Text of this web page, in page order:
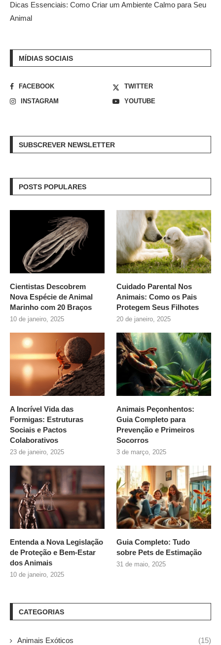
Dicas Essenciais: Como Criar um Ambiente Calmo para Seu
Animal
MÍDIAS SOCIAIS
FACEBOOK
TWITTER
INSTAGRAM
YOUTUBE
SUBSCREVER NEWSLETTER
POSTS POPULARES
Cientistas Descobrem
Nova Espécie de Animal
Marinho com 20 Braços
10 de janeiro, 2025
Cuidado Parental Nos
Animais: Como os Pais
Protegem Seus Filhotes
20 de janeiro, 2025
A Incrível Vida das
Formigas: Estruturas
Sociais e Pactos
Colaborativos
23 de janeiro, 2025
Animais Peçonhentos:
Guia Completo para
Prevenção e Primeiros
Socorros
3 de março, 2025
Entenda a Nova Legislação
de Proteção e Bem-Estar
dos Animais
10 de janeiro, 2025
Guia Completo: Tudo
sobre Pets de Estimação
31 de maio, 2025
CATEGORIAS
Animais Exóticos (15)